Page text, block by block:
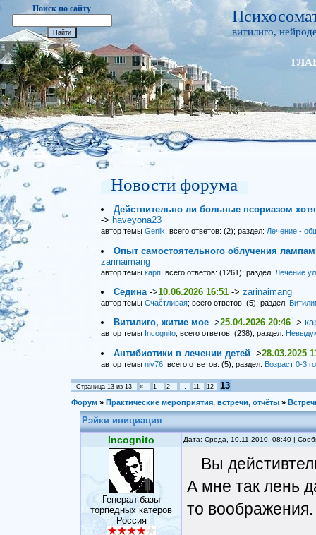
Поиск по сайту
витилиго,
Новости форума
Действительно ли больные псориазом
-> haveyona23
автор темы Genik; всего ответов: (2); раздел: Лечение -
Опыт самостоятельного облучения
zarinaimang
автор темы карп; всего ответов: (1261); раздел: Лечение
Седина ->10.06.2026 16:51 ->zarinaimang
автор темы Счастливая; всего ответов: (5); раздел:
Витилиго, житие мое ->25.04.2026 20:46 ->
автор темы Incognito; всего ответов: (238); раздел:
Антибиотики в лечении детей ->28.03.2025
автор темы niv76; всего ответов: (5); раздел: Возраст 0-3
Страница 13 из 13 « 1 2 … 11 12 13
Форум » Практические мероприятия, встречи, отчёты »
Рэйки инициация
Incognito Дата: Среда, 10.11.2010, 08:40 |
Генерал базы
торпедных катеров
Россия
Вы
А мне так лень
то воображения.